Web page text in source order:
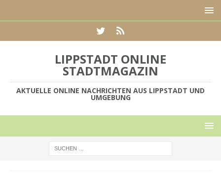
LIPPSTADT ONLINE
STADTMAGAZIN
AKTUELLE ONLINE NACHRICHTEN AUS LIPPSTADT UND
UMGEBUNG